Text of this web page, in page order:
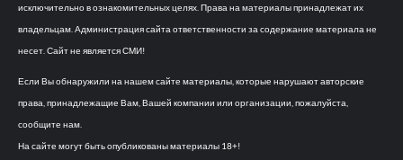
исключительно в ознакомительных целях. Права на материалы принадлежат их
владельцам. Администрация сайта ответственности за содержание материала не
несет. Сайт не является СМИ!
Если Вы обнаружили на нашем сайте материалы, которые нарушают авторские
права, принадлежащие Вам, Вашей компании или организации, пожалуйста,
сообщите нам.
На сайте могут быть опубликованы материалы 18+!